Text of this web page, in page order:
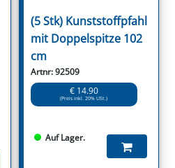
(5 Stk) Kunststoffpfahl
mit Doppelspitze 102
cm
Artnr: 92509
€ 14.90
(Preis inkl. 20% USt.)
Auf Lager.